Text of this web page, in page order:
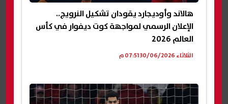
هالاند وأوديجارد يقودان تشكيل النرويج..
الإعلان الرسمي لمواجهة كوت ديفوار في كأس
العالم 2026
الثلاثاء 30/06/2026 07:51 م